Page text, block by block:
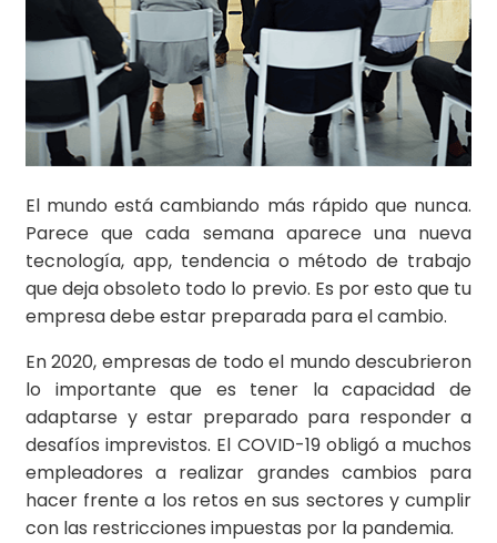
El mundo está cambiando más rápido que nunca.
Parece que cada semana aparece una nueva
tecnología, app, tendencia o método de trabajo
que deja obsoleto todo lo previo. Es por esto que tu
empresa debe estar preparada para el cambio.
En 2020, empresas de todo el mundo descubrieron
lo importante que es tener la capacidad de
adaptarse y estar preparado para responder a
desafíos imprevistos. El COVID-19 obligó a muchos
empleadores a realizar grandes cambios para
hacer frente a los retos en sus sectores y cumplir
con las restricciones impuestas por la pandemia.